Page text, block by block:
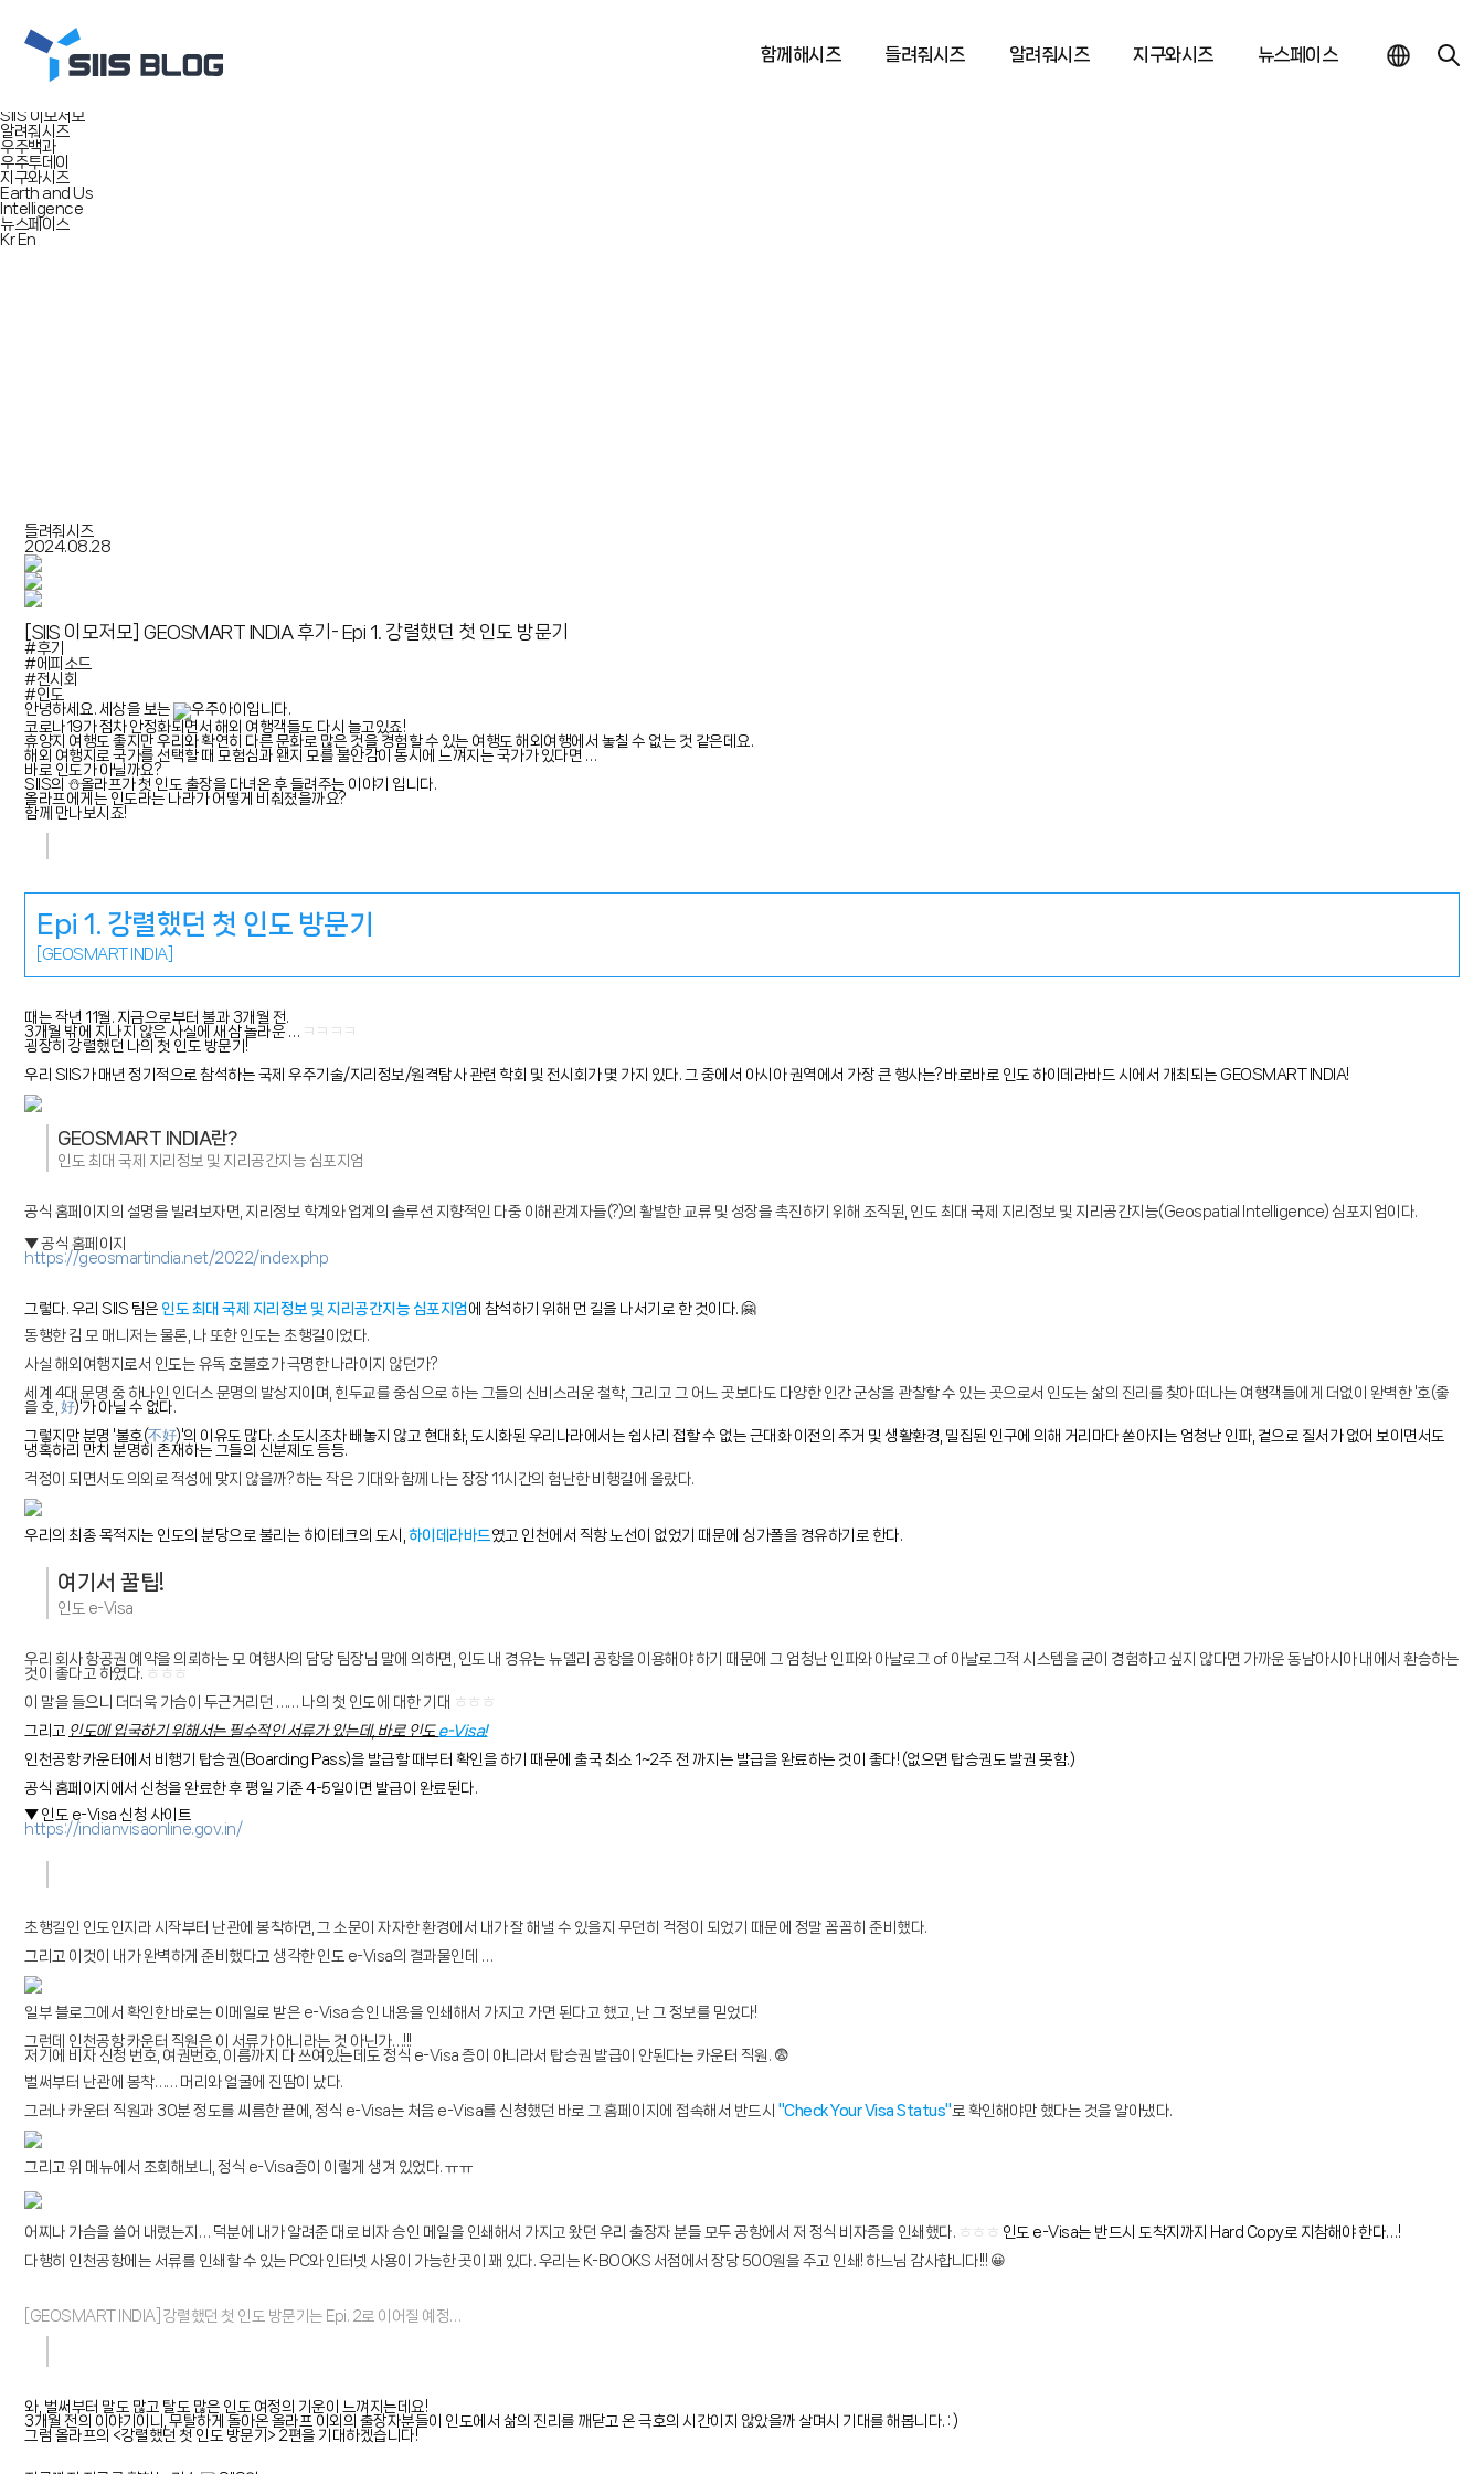
마이페이지
함께해시즈
들려줘시즈
SIIS 보도자료
SIIS 이모저모
알려줘시즈
우주백과
우주투데이
지구와시즈
Earth and Us
Intelligence
뉴스페이스
Kr En
함께해시즈 들려줘시즈 알려줘시즈 지구와시즈 뉴스페이스
들려줘시즈
2024.08.28
[SIIS 이모저모] GEOSMART INDIA 후기- Epi 1. 강렬했던 첫 인도 방문기
#후기
#에피소드
#전시회
#인도
안녕하세요. 세상을 보는
우주아이입니다.
코로나19가 점차 안정화되면서 해외 여행객들도 다시 늘고있죠!
휴양지 여행도 좋지만 우리와 확연히 다른 문화로 많은 것을 경험할 수 있는 여행도 해외여행에서 놓칠 수 없는 것 같은데요.
해외 여행지로 국가를 선택할 때 모험심과 왠지 모를 불안감이 동시에 느껴지는 국가가 있다면 …
바로 인도가 아닐까요?
SIIS의 ⛄올라프가 첫 인도 출장을 다녀온 후 들려주는 이야기 입니다.
올라프에게는 인도라는 나라가 어떻게 비춰졌을까요?
함께 만나보시죠!
Epi 1. 강렬했던 첫 인도 방문기
[GEOSMART INDIA]
때는 작년 11월. 지금으로부터 불과 3개월 전.
3개월 밖에 지나지 않은 사실에 새삼 놀라운 … ㅋㅋㅋㅋ
굉장히 강렬했던 나의 첫 인도 방문기!
우리 SIIS가 매년 정기적으로 참석하는 국제 우주기술/지리정보/원격탐사 관련 학회 및 전시회가 몇 가지 있다. 그 중에서 아시아 권역에서 가장 큰 행사는? 바로바로 인도 하이데라바드 시에서 개최되는 GEOSMART INDIA!
GEOSMART INDIA란?
인도 최대 국제 지리정보 및 지리공간지능 심포지엄
공식 홈페이지의 설명을 빌려보자면, 지리정보 학계와 업계의 솔루션 지향적인 다중 이해관계자들(?)의 활발한 교류 및 성장을 촉진하기 위해 조직된, 인도 최대 국제 지리정보 및 지리공간지능(Geospatial Intelligence) 심포지엄이다.
▼ 공식 홈페이지
https://geosmartindia.net/2022/index.php
그렇다. 우리 SIIS 팀은 인도 최대 국제 지리정보 및 지리공간지능 심포지엄 에 참석하기 위해 먼 길을 나서기로 한 것이다. 🤗
동행한 김 모 매니저는 물론, 나 또한 인도는 초행길이었다.
사실 해외여행지로서 인도는 유독 호불호가 극명한 나라이지 않던가?
세계 4대 문명 중 하나인 인더스 문명의 발상지이며, 힌두교를 중심으로 하는 그들의 신비스러운 철학, 그리고 그 어느 곳보다도 다양한 인간 군상을 관찰할 수 있는 곳으로서 인도는 삶의 진리를 찾아 떠나는 여행객들에게 더없이 완벽한 '호(좋
을 호, 好)'가 아닐 수 없다.
그렇지만 분명 '불호(不好)'의 이유도 많다. 소도시조차 빼놓지 않고 현대화, 도시화된 우리나라에서는 쉽사리 접할 수 없는 근대화 이전의 주거 및 생활환경, 밀집된 인구에 의해 거리마다 쏟아지는 엄청난 인파, 겉으로 질서가 없어 보이면서도
냉혹하리 만치 분명히 존재하는 그들의 신분제도 등등.
걱정이 되면서도 의외로 적성에 맞지 않을까? 하는 작은 기대와 함께 나는 장장 11시간의 험난한 비행길에 올랐다.
우리의 최종 목적지는 인도의 분당으로 불리는 하이테크의 도시, 하이데라바드 였고 인천에서 직항 노선이 없었기 때문에 싱가폴을 경유하기로 한다.
여기서 꿀팁!
인도 e-Visa
우리 회사 항공권 예약을 의뢰하는 모 여행사의 담당 팀장님 말에 의하면, 인도 내 경유는 뉴델리 공항을 이용해야 하기 때문에 그 엄청난 인파와 아날로그 of 아날로그적 시스템을 굳이 경험하고 싶지 않다면 가까운 동남아시아 내에서 환승하는
것이 좋다고 하였다. ㅎㅎㅎ
이 말을 들으니 더더욱 가슴이 두근거리던 …… 나의 첫 인도에 대한 기대 ㅎㅎㅎ
그리고 인도에 입국하기 위해서는 필수적인 서류가 있는데, 바로 인도 e-Visa!
인천공항 카운터에서 비행기 탑승권(Boarding Pass)을 발급할 때부터 확인을 하기 때문에 출국 최소 1~2주 전 까지는 발급을 완료하는 것이 좋다! (없으면 탑승권도 발권 못함.)
공식 홈페이지에서 신청을 완료한 후 평일 기준 4-5일이면 발급이 완료된다.
▼ 인도 e-Visa 신청 사이트
https://indianvisaonline.gov.in/
초행길인 인도인지라 시작부터 난관에 봉착하면, 그 소문이 자자한 환경에서 내가 잘 해낼 수 있을지 무던히 걱정이 되었기 때문에 정말 꼼꼼히 준비했다.
그리고 이것이 내가 완벽하게 준비했다고 생각한 인도 e-Visa의 결과물인데
…
일부 블로그에서 확인한 바로는 이메일로 받은 e-Visa 승인 내용을 인쇄해서 가지고 가면 된다고 했고, 난 그 정보를 믿었다!
그런데 인천공항 카운터 직원은 이 서류가 아니라는 것 아닌가…!!!
저기에 비자 신청 번호, 여권번호, 이름까지 다 쓰여있는데도 정식 e-Visa 증이 아니라서 탑승권 발급이 안된다는 카운터 직원. 😨
벌써부터 난관에 봉착…… 머리와 얼굴에 진땀이 났다.
그러나 카운터 직원과 30분 정도를 씨름한 끝에, 정식 e-Visa는 처음 e-Visa를 신청했던 바로 그 홈페이지에 접속해서 반드시 "Check Your Visa Status" 로 확인해야만 했다는 것을 알아냈다.
그리고 위 메뉴에서 조회해보니, 정식 e-Visa증이 이렇게 생겨 있었다. ㅠㅠ
어찌나 가슴을 쓸어 내렸는지 … 덕분에 내가 알려준 대로 비자 승인 메일을 인쇄해서 가지고 왔던 우리 출장자 분들 모두 공항에서 저 정식 비자증을 인쇄했다. ㅎㅎㅎ 인도 e-Visa는 반드시 도착지까지 Hard Copy로 지참해야 한다…!
다행히 인천공항에는 서류를 인쇄할 수 있는 PC와 인터넷 사용이 가능한 곳이 꽤 있다. 우리는 K-BOOKS 서점에서 장당 500원을 주고 인쇄! 하느님 감사합니다!!! 😀
[GEOSMART INDIA] 강렬했던 첫 인도 방문기는 Epi. 2로 이어질 예정…
와, 벌써부터 말도 많고 탈도 많은 인도 여정의 기운이 느껴지는데요!
3개월 전의 이야기이니, 무탈하게 돌아온 올라프 이외의 출장자분들이 인도에서 삶의 진리를 깨닫고 온 극호의 시간이지 않았을까 살며시 기대를 해봅니다. : )
그럼 올라프의 <강렬했던 첫 인도 방문기> 2편을 기대하겠습니다!